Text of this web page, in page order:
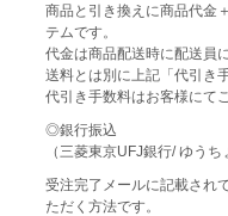
商品と引き換えに商品代金
テムです。
代金は商品配送時に配送員
送料とは別に上記「代引き
代引き手数料はお客様にて
◎銀行振込
（三菱東京UFJ銀行/ ゆうち
受注完了メールに記載され
ただく方法です。